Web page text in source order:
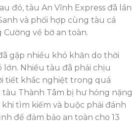
đó, tàu An Vĩnh Express đã lần
và phối hợp cùng tàu cá
về bờ an toàn.
gặp nhiều khó khăn do thời
lớn. Nhiều tàu đã phải chịu
tiết khắc nghiệt trong quá
Thành Tâm bị hư hỏng nặng
khi tìm kiếm và buộc phải đánh
để đảm bảo an toàn cho 13